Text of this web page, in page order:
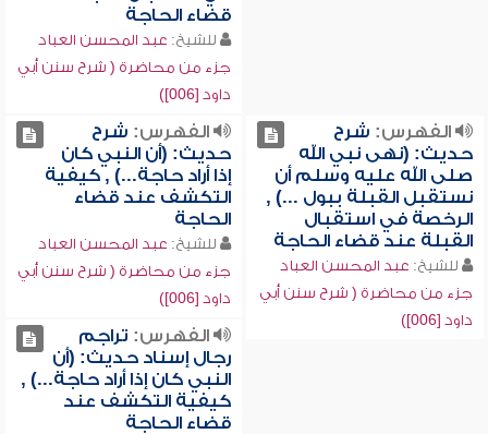
قضاء الحاجة
للشيخ: عبد المحسن العباد
جزء من محاضرة ( شرح سنن أبي
داود [006])
الفهرس: شرح
حديث: (نهى نبي الله
صلى الله عليه وسلم أن
نستقبل القبلة ببول ...) ,
الرخصة في استقبال
القبلة عند قضاء الحاجة
للشيخ: عبد المحسن العباد
جزء من محاضرة ( شرح سنن أبي
داود [006])
الفهرس: شرح
حديث: (أن النبي كان
إذا أراد حاجة...) , كيفية
التكشف عند قضاء
الحاجة
للشيخ: عبد المحسن العباد
جزء من محاضرة ( شرح سنن أبي
داود [006])
الفهرس: تراجم
رجال إسناد حديث: (أن
النبي كان إذا أراد حاجة...) ,
كيفية التكشف عند
قضاء الحاجة